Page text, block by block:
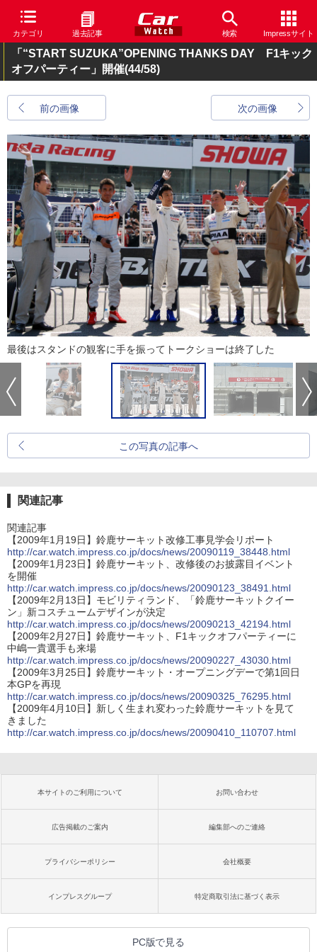
カテゴリ 過去記事 検索 Impressサイト
「“START SUZUKA”OPENING THANKS DAY F1キック
オフパーティー」開催(44/58)
前の画像 次の画像
最後はスタンドの観客に手を振ってトークショーは終了した
この写真の記事へ
関連記事
関連記事
【2009年1月19日】鈴鹿サーキット改修工事見学会リポート
http://car.watch.impress.co.jp/docs/news/20090119_38448.html
【2009年1月23日】鈴鹿サーキット、改修後のお披露目イベント
を開催
http://car.watch.impress.co.jp/docs/news/20090123_38491.html
【2009年2月13日】モビリティランド、「鈴鹿サーキットクイー
ン」新コスチュームデザインが決定
http://car.watch.impress.co.jp/docs/news/20090213_42194.html
【2009年2月27日】鈴鹿サーキット、F1キックオフパーティーに
中嶋一貴選手も来場
http://car.watch.impress.co.jp/docs/news/20090227_43030.html
【2009年3月25日】鈴鹿サーキット・オープニングデーで第1回日
本GPを再現
http://car.watch.impress.co.jp/docs/news/20090325_76295.html
【2009年4月10日】新しく生まれ変わった鈴鹿サーキットを見て
きました
http://car.watch.impress.co.jp/docs/news/20090410_110707.html
本サイトのご利用について お問い合わせ
広告掲載のご案内 編集部へのご連絡
プライバシーポリシー 会社概要
インプレスグループ 特定商取引法に基づく表示
PC版で見る